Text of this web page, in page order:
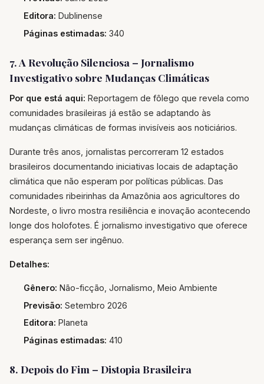
Editora: Dublinense
Páginas estimadas: 340
7. A Revolução Silenciosa – Jornalismo
Investigativo sobre Mudanças Climáticas
Por que está aqui: Reportagem de fôlego que revela como
comunidades brasileiras já estão se adaptando às
mudanças climáticas de formas invisíveis aos noticiários.
Durante três anos, jornalistas percorreram 12 estados
brasileiros documentando iniciativas locais de adaptação
climática que não esperam por políticas públicas. Das
comunidades ribeirinhas da Amazônia aos agricultores do
Nordeste, o livro mostra resiliência e inovação acontecendo
longe dos holofotes. É jornalismo investigativo que oferece
esperança sem ser ingênuo.
Detalhes:
Gênero: Não-ficção, Jornalismo, Meio Ambiente
Previsão: Setembro 2026
Editora: Planeta
Páginas estimadas: 410
8. Depois do Fim – Distopia Brasileira